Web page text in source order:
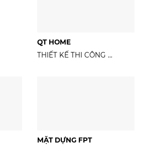
QT HOME
THIẾT KẾ THI CÔNG ...
MẶT DỰNG FPT